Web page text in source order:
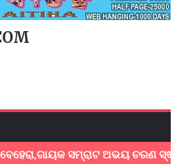
ସମ୍ରାଟ ଅଭୟ ଚରଣ